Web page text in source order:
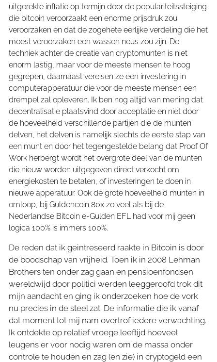
uitgerekte inflatie op termijn door de populariteitssteiging
die bitcoin veroorzaakt een enorme prijsdruk zou
veroorzaken en dat de zogehete eerlijke verdeling die het
moest veroorzaken een wassen neus zou zijn. De
techniek achter de creatie van cryptomunten is niet
enorm lastig, maar voor de meeste mensen te hoog
gegrepen, daarnaast vereisen ze een investering in
computerapperatuur die voor de meeste mensen een
drempel zal opleveren. Ik ben nog altijd van mening dat
decentralisatie plaatsvind door acceptatie en niet door
de hoeveelheid verschillende partijen die de munten
delven, het delven is namelijk slechts de eerste stap van
een munt en door het tegengestelde belang dat Proof Of
Work herbergt wordt het overgrote deel van de munten
die nieuw worden uitgegeven direct verkocht om
energiekosten te betalen, of investeringen te doen in
nieuwe apperatuur. Ook de grote hoeveelheid munten in
omloop, bij Guldencoin 80x zo veel als bij de
Nederlandse Bitcoin e-Gulden EFL had voor mij geen
logica 100% is immers 100%.
De reden dat ik geintreseerd raakte in Bitcoin is door
de boodschap van vrijheid. Toen ik in 2008 Lehman
Brothers ten onder zag gaan en pensioenfondsen
wereldwijd door politici werden leeggeroofd trok dit
mijn aandacht en ging ik onderzoeken hoe de vork
nu precies in de steel zat. De informatie die ik vanaf
dat moment tot mij nam overtrof iedere verwachting.
Ik ontdekte op relatief vroege leeftijd hoeveel
leugens er voor nodig waren om de massa onder
controle te houden en zag (en zie) in cryptogeld een